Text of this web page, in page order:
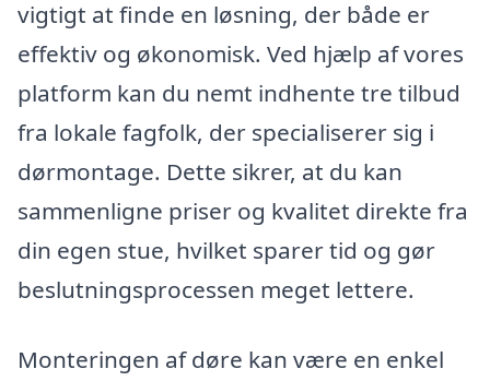
vigtigt at finde en løsning, der både er
effektiv og økonomisk. Ved hjælp af vores
platform kan du nemt indhente tre tilbud
fra lokale fagfolk, der specialiserer sig i
dørmontage. Dette sikrer, at du kan
sammenligne priser og kvalitet direkte fra
din egen stue, hvilket sparer tid og gør
beslutningsprocessen meget lettere.
Monteringen af døre kan være en enkel